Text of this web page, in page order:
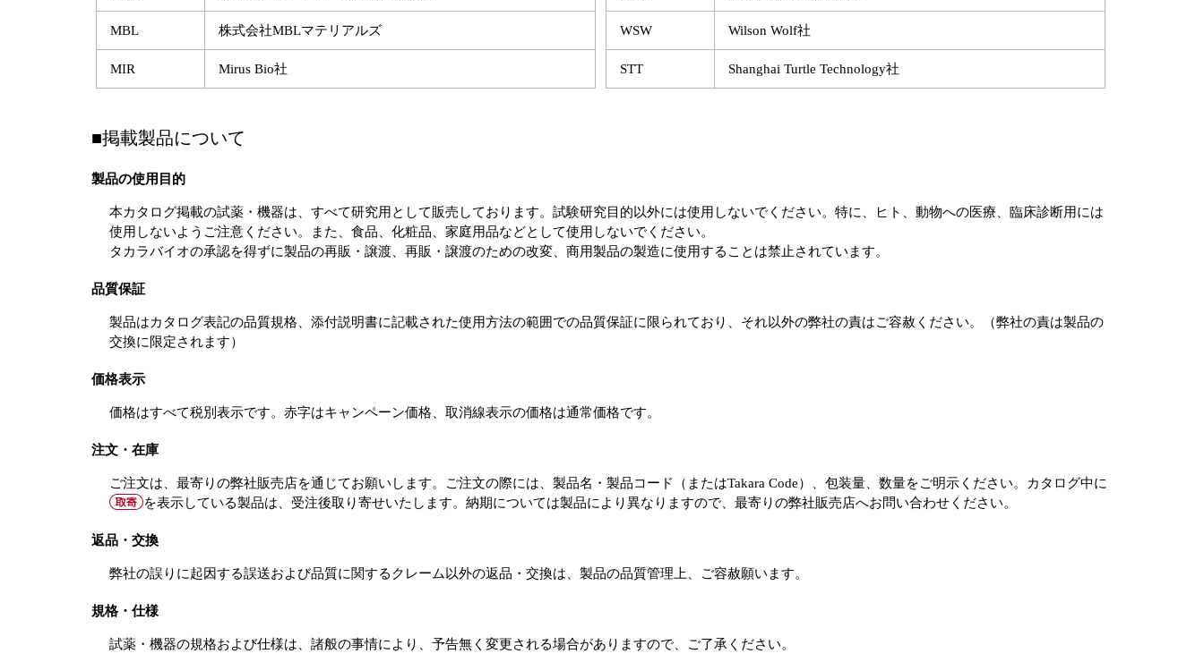
MBL 株式会社MBLマテリアルズ
MIR Mirus Bio社
WSW Wilson Wolf社
STT Shanghai Turtle Technology社
■掲載製品について
製品の使用目的
本カタログ掲載の試薬・機器は、すべて研究用として販売しております。試験研究目的以外には使用しないでください。特に、ヒト、動物への医療、臨床診断用には
使用しないようご注意ください。また、食品、化粧品、家庭用品などとして使用しないでください。
タカラバイオの承認を得ずに製品の再販・譲渡、再販・譲渡のための改変、商用製品の製造に使用することは禁止されています。
品質保証
製品はカタログ表記の品質規格、添付説明書に記載された使用方法の範囲での品質保証に限られており、それ以外の弊社の責はご容赦ください。（弊社の責は製品の
交換に限定されます）
価格表示
価格はすべて税別表示です。赤字はキャンペーン価格、取消線表示の価格は通常価格です。
注文・在庫
ご注文は、最寄りの弊社販売店を通じてお願いします。ご注文の際には、製品名・製品コード（またはTakara Code）、包装量、数量をご明示ください。カタログ中に
を表示している製品は、受注後取り寄せいたします。納期については製品により異なりますので、最寄りの弊社販売店へお問い合わせください。
返品・交換
弊社の誤りに起因する誤送および品質に関するクレーム以外の返品・交換は、製品の品質管理上、ご容赦願います。
規格・仕様
試薬・機器の規格および仕様は、諸般の事情により、予告無く変更される場合がありますので、ご了承ください。